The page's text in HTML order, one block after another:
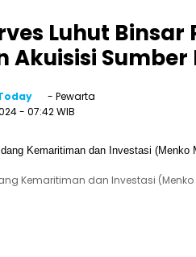
Luhut
Akuisisi
- Pewarta
- 07:42 WIB
Kemaritiman dan Investasi